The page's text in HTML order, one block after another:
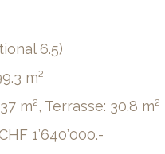
6.5)
m²
m², Terrasse: 30.8 m²
1’640’000.-